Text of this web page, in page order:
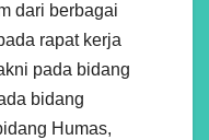
dari berbagai
rapat kerja
pada bidang
bidang
Humas,